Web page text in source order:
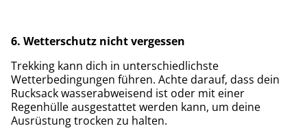
6. Wetterschutz nicht vergessen
Trekking kann dich in unterschiedlichste
Wetterbedingungen führen. Achte darauf, dass dein
Rucksack wasserabweisend ist oder mit einer
Regenhülle ausgestattet werden kann, um deine
Ausrüstung trocken zu halten.